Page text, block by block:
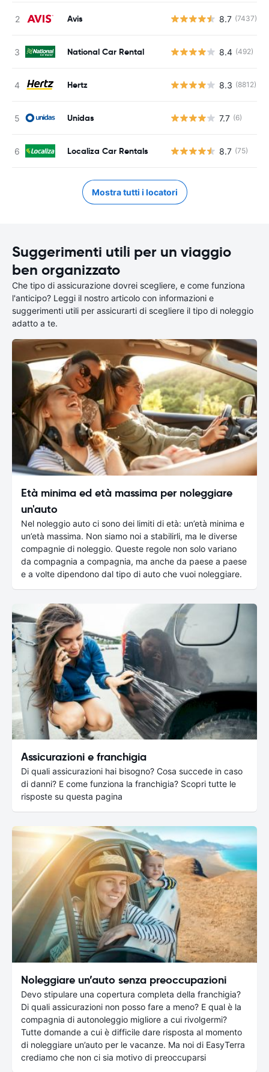
Avis 8.7 (7437)
National Car Rental 8.4 (492)
Hertz 8.3 (8812)
Unidas 7.7 (6)
Localiza Car Rentals 8.7 (75)
Mostra tutti i locatori
Suggerimenti utili per un viaggio
ben organizzato
Che tipo di assicurazione dovrei scegliere, e come funziona
l'anticipo? Leggi il nostro articolo con informazioni e
suggerimenti utili per assicurarti di scegliere il tipo di noleggio
adatto a te.
Età minima ed età massima per noleggiare
un'auto
Nel noleggio auto ci sono dei limiti di età: un’età minima e
un’età massima. Non siamo noi a stabilirli, ma le diverse
compagnie di noleggio. Queste regole non solo variano
da compagnia a compagnia, ma anche da paese a paese
e a volte dipendono dal tipo di auto che vuoi noleggiare.
Assicurazioni e franchigia
Di quali assicurazioni hai bisogno? Cosa succede in caso
di danni? E come funziona la franchigia? Scopri tutte le
risposte su questa pagina
Noleggiare un’auto senza preoccupazioni
Devo stipulare una copertura completa della franchigia?
Di quali assicurazioni non posso fare a meno? E qual è la
compagnia di autonoleggio migliore a cui rivolgermi?
Tutte domande a cui è difficile dare risposta al momento
di noleggiare un’auto per le vacanze. Ma noi di EasyTerra
crediamo che non ci sia motivo di preoccuparsi